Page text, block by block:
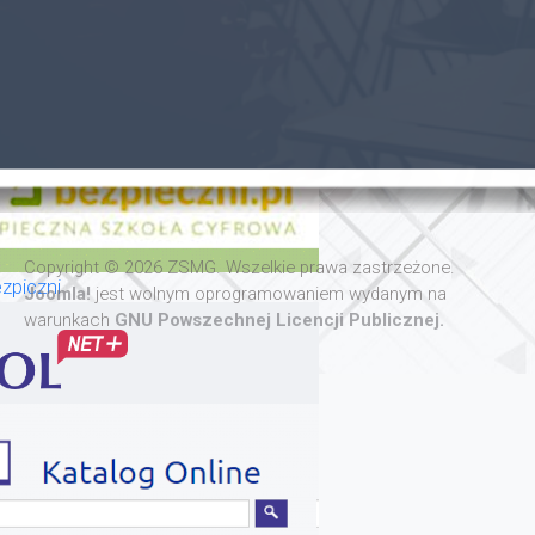
Copyright © 2026 ZSMG. Wszelkie prawa zastrzeżone.
Joomla! jest wolnym oprogramowaniem wydanym na
warunkach GNU Powszechnej Licencji Publicznej.